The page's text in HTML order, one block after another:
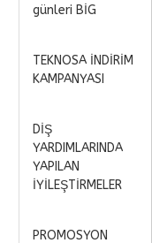
günleri BİG
TEKNOSA İNDİRİM
KAMPANYASI
DİŞ
YARDIMLARINDA
YAPILAN
İYİLEŞTİRMELER
PROMOSYON